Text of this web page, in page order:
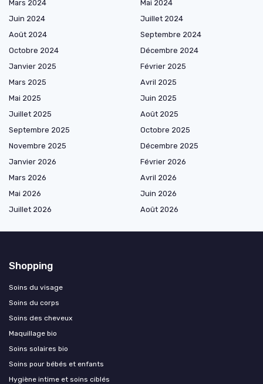
Mars 2024
Mai 2024
Juin 2024
Juillet 2024
Août 2024
Septembre 2024
Octobre 2024
Décembre 2024
Janvier 2025
Février 2025
Mars 2025
Avril 2025
Mai 2025
Juin 2025
Juillet 2025
Août 2025
Septembre 2025
Octobre 2025
Novembre 2025
Décembre 2025
Janvier 2026
Février 2026
Mars 2026
Avril 2026
Mai 2026
Juin 2026
Juillet 2026
Août 2026
Shopping
Soins du visage
Soins du corps
Soins des cheveux
Maquillage bio
Soins solaires bio
Soins pour bébés et enfants
Hygiène intime et soins ciblés